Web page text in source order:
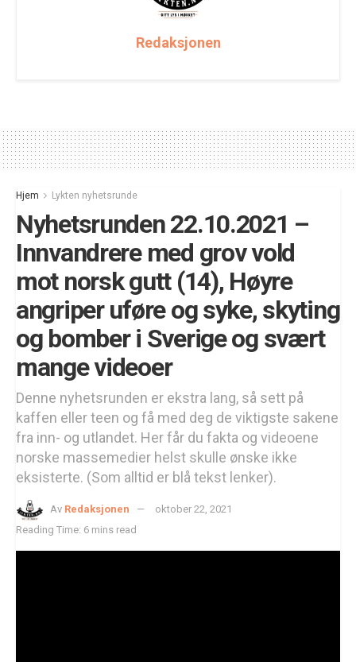
Redaksjonen
Hjem Lykten nyhetsrunde
Nyhetsrunden 22.10.2021 –
Innvandrere med grov vold
mot norsk gutt (14), Høyre
angriper uføre og syke, skyting
og bomber i Sverige og svært
mange videoer
Denne nyhetsrunden er ekstra lang, så sett på
kaffen eller teen og få med deg de viktigste sakene
fra inn- og utlandet. Her får du fakta og videoene
norske massemedier helst skulle ønske ikke
eksisterte. (Som alltid er blå tekst lenker).
Av Redaksjonen
oktober 22, 2021
Reading Time: 6 mins read